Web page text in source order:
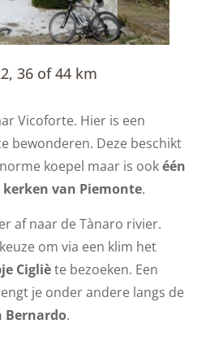
36 of 44 km
Vicoforte. Hier is een
bewonderen. Deze beschikt
koepel maar is ookéén
van Piemonte.
af naar de Tànaro rivier.
om via een klim het
Cigliète bezoeken. Een
je onder andere langs de
Bernardo.